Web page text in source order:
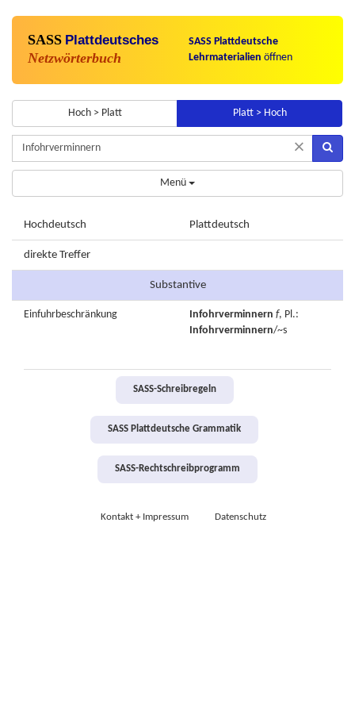
SASS Plattdeutsches
Netzwörterbuch
SASS Plattdeutsche
Lehrmaterialien öffnen
Hoch > Platt Platt > Hoch
×
Menü
Hochdeutsch Plattdeutsch
direkte Treffer
Substantive
Einfuhrbeschränkung Infohrverminnern f, Pl.:
Infohrverminnern/~s
SASS-Schreibregeln
SASS Plattdeutsche Grammatik
SASS-Rechtschreibprogramm
Kontakt + Impressum Datenschutz